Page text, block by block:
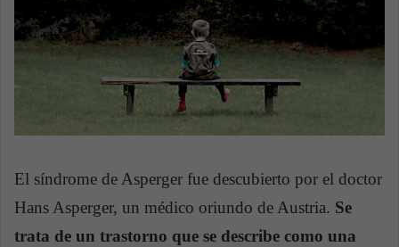
El síndrome de Asperger fue descubierto por el doctor
Hans Asperger, un médico oriundo de Austria. Se
trata de un trastorno que se describe como una